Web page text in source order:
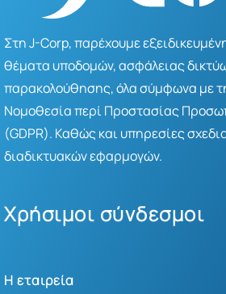
Στη J-Corp, παρέχουμε
θέματα υποδομών, ασφάλειας
παρακολούθησης, όλα σύμφωνα με
Νομοθεσία περί Προστασίας
(GDPR). Καθώς και υπηρεσίες
διαδικτυακών εφαρμογών.
Χρήσιμοι σύνδεσμοι
Η εταιρεία